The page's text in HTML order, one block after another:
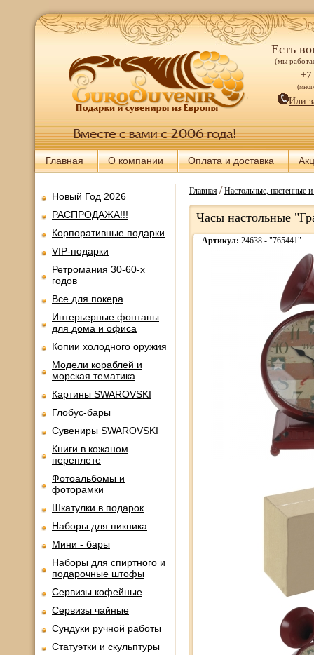
Есть
(мы
+7
Или
Главная О компании Оплата и доставка
Новый Год 2026
РАСПРОДАЖА!!!
Корпоративные подарки
VIP-подарки
Ретромания 30-60-х
годов
Все для покера
Интерьерные фонтаны
для дома и офиса
Копии холодного оружия
Модели кораблей и
морская тематика
Картины SWAROVSKI
Глобус-бары
Сувениры SWAROVSKI
Книги в кожаном
переплете
Фотоальбомы и
фоторамки
Шкатулки в подарок
Наборы для пикника
Мини - бары
Наборы для спиртного и
подарочные штофы
Сервизы кофейные
Сервизы чайные
Сундуки ручной работы
Статуэтки и скульптуры
Главная/Настольные, настенные
Часы настольные
Артикул: 24638 - "765441"